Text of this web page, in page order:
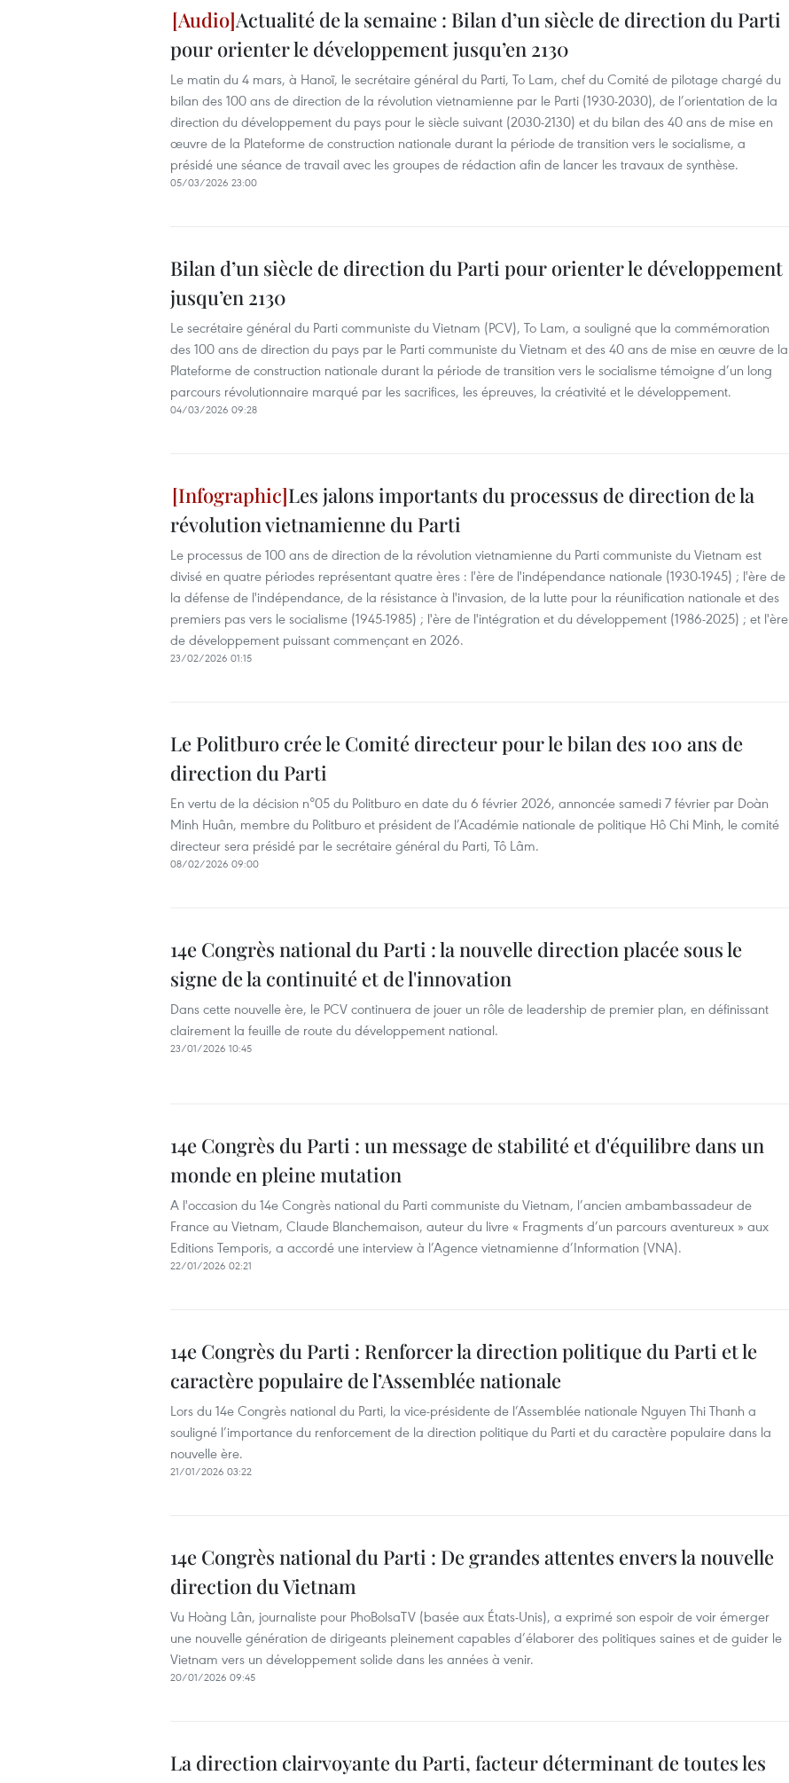
Actualité de la semaine : Bilan d’un siècle de direction du Parti
pour orienter le développement jusqu’en 2130
Le matin du 4 mars, à Hanoï, le secrétaire général du Parti, To Lam, chef du Comité de pilotage chargé du
bilan des 100 ans de direction de la révolution vietnamienne par le Parti (1930-2030), de l’orientation de la
direction du développement du pays pour le siècle suivant (2030-2130) et du bilan des 40 ans de mise en
œuvre de la Plateforme de construction nationale durant la période de transition vers le socialisme, a
présidé une séance de travail avec les groupes de rédaction afin de lancer les travaux de synthèse.
05/03/2026 23:00
Bilan d’un siècle de direction du Parti pour orienter le développement
jusqu’en 2130
Le secrétaire général du Parti communiste du Vietnam (PCV), To Lam, a souligné que la commémoration
des 100 ans de direction du pays par le Parti communiste du Vietnam et des 40 ans de mise en œuvre de la
Plateforme de construction nationale durant la période de transition vers le socialisme témoigne d’un long
parcours révolutionnaire marqué par les sacrifices, les épreuves, la créativité et le développement.
04/03/2026 09:28
Les jalons importants du processus de direction de la
révolution vietnamienne du Parti
Le processus de 100 ans de direction de la révolution vietnamienne du Parti communiste du Vietnam est
divisé en quatre périodes représentant quatre ères : l'ère de l'indépendance nationale (1930-1945) ; l'ère de
la défense de l'indépendance, de la résistance à l'invasion, de la lutte pour la réunification nationale et des
premiers pas vers le socialisme (1945-1985) ; l'ère de l'intégration et du développement (1986-2025) ; et l'ère
de développement puissant commençant en 2026.
23/02/2026 01:15
Le Politburo crée le Comité directeur pour le bilan des 100 ans de
direction du Parti
En vertu de la décision n°05 du Politburo en date du 6 février 2026, annoncée samedi 7 février par Doàn
Minh Huân, membre du Politburo et président de l’Académie nationale de politique Hô Chi Minh, le comité
directeur sera présidé par le secrétaire général du Parti, Tô Lâm.
08/02/2026 09:00
14e Congrès national du Parti : la nouvelle direction placée sous le
signe de la continuité et de l'innovation
Dans cette nouvelle ère, le PCV continuera de jouer un rôle de leadership de premier plan, en définissant
clairement la feuille de route du développement national.
23/01/2026 10:45
14e Congrès du Parti : un message de stabilité et d'équilibre dans un
monde en pleine mutation
A l'occasion du 14e Congrès national du Parti communiste du Vietnam, l’ancien ambambassadeur de
France au Vietnam, Claude Blanchemaison, auteur du livre « Fragments d’un parcours aventureux » aux
Editions Temporis, a accordé une interview à l’Agence vietnamienne d’Information (VNA).
22/01/2026 02:21
14e Congrès du Parti : Renforcer la direction politique du Parti et le
caractère populaire de l’Assemblée nationale
Lors du 14e Congrès national du Parti, la vice-présidente de l’Assemblée nationale Nguyen Thi Thanh a
souligné l’importance du renforcement de la direction politique du Parti et du caractère populaire dans la
nouvelle ère.
21/01/2026 03:22
14e Congrès national du Parti : De grandes attentes envers la nouvelle
direction du Vietnam
Vu Hoàng Lân, journaliste pour PhoBolsaTV (basée aux États-Unis), a exprimé son espoir de voir émerger
une nouvelle génération de dirigeants pleinement capables d’élaborer des politiques saines et de guider le
Vietnam vers un développement solide dans les années à venir.
20/01/2026 09:45
La direction clairvoyante du Parti, facteur déterminant de toutes les